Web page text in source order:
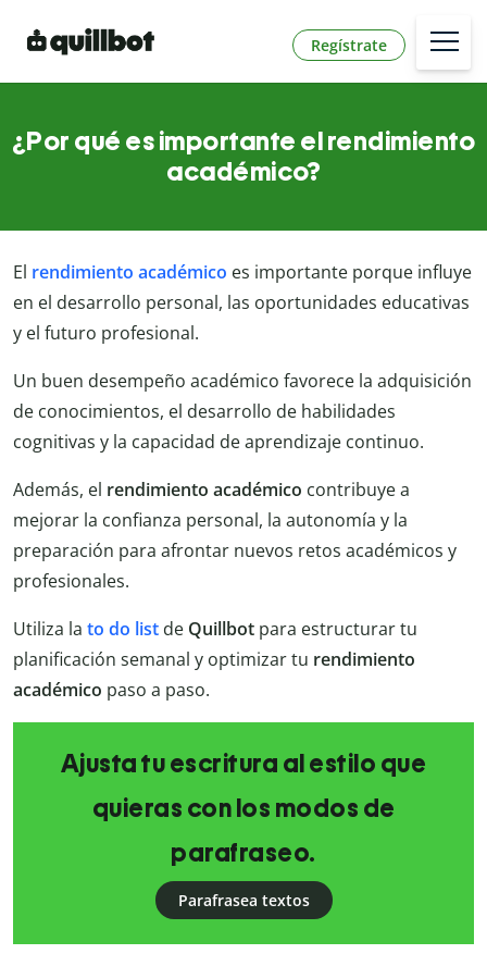
Regístrate
¿Por qué es importante el rendimiento
académico?
El rendimiento académico es importante porque influye
en el desarrollo personal, las oportunidades educativas
y el futuro profesional.
Un buen desempeño académico favorece la adquisición
de conocimientos, el desarrollo de habilidades
cognitivas y la capacidad de aprendizaje continuo.
Además, el rendimiento académico contribuye a
mejorar la confianza personal, la autonomía y la
preparación para afrontar nuevos retos académicos y
profesionales.
Utiliza la to do list de Quillbot para estructurar tu
planificación semanal y optimizar tu rendimiento
académico paso a paso.
Ajusta tu escritura al estilo que
quieras con los modos de
parafraseo.
Parafrasea textos